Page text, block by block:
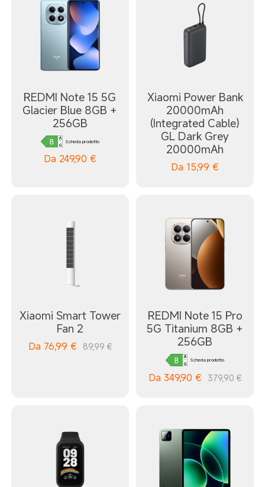
REDMI Note 15 5G
Glacier Blue 8GB +
256GB
Scheda prodotto
Da 249,90 €
Xiaomi Power Bank
20000mAh
(Integrated Cable)
GL Dark Grey
20000mAh
Da 15,99 €
Xiaomi Smart Tower
Fan 2
Da 76,99 € 89,99 €
REDMI Note 15 Pro
5G Titanium 8GB +
256GB
Scheda prodotto
Da 349,90 € 379,90 €